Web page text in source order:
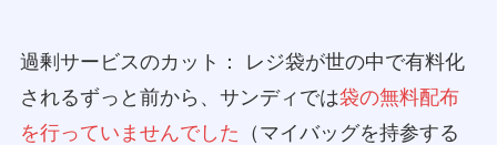
過剰サービスのカット： レジ袋が世の中で有料化
されるずっと前から、サンディでは袋の無料配布
を行っていませんでした （マイバッグを持参する